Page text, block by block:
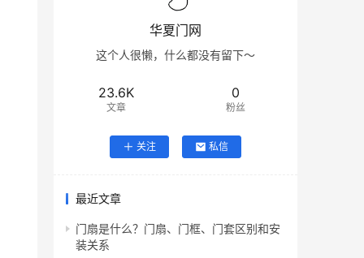
华夏门网
这个人很懒，什么都没有留下～
23.6K
文章
0
粉丝
关注 私信
最近文章
门扇是什么？门扇、门框、门套区别和安
装关系